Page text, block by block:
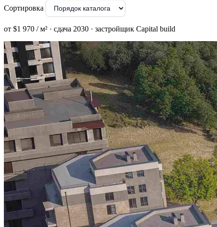
Сортировка
от $1 970 / м² · сдача 2030 · застройщик Capital build